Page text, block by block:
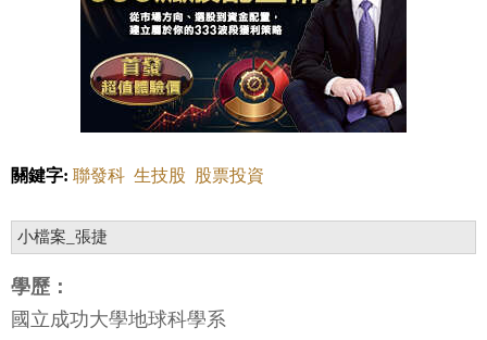
關鍵字: 聯發科 生技股 股票投資
小檔案_張捷
學歷：
國立成功大學地球科學系